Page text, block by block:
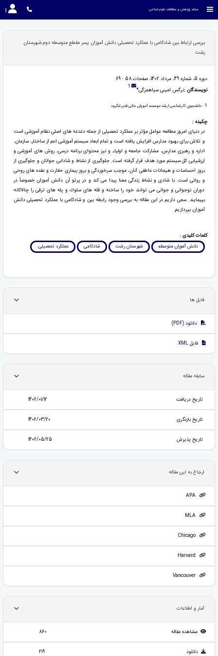
مجله پژوهش و مطالعات علوم اسلامی
بررسی ارتباط بین شادکامی با عملکرد تحصیلی دانش آموزان پسر مقطع متوسطه دوم شهرستان
رشت
دوره 5، شماره 49، مرداد 1402، صفحات 58 - 69
نویسندگان :نرگس امینی سیاهمزگی* 1
1 - دانشجوی کارشناسی ارشد موسسه آموزش عالی قدیر لنگرود
چکیده :
در دنیای امروز مطالعه عوامل مؤثر بر عملکرد تحصیلی از جمله دغدغه های اصلی نظام آموزشی است
و تلاش برای بهبود مدارس افزایش یافته است و تمام ابعاد سیستم آموزشی اعم از ساختار، سازمان،
اداره و رهبری مدارس، مشارکت جامعه و اولیاء و نیز محتوای برنامه درسی، روش های آموزشی و
ارزشیابی کل سیستم مورد هدف قرار گرفته است. جلوگیری از نشاط و شادابی جوانان و جلوگیری از
بروز احساسات و هیجانات عاطفی آنان، موجب سرخوردگی و بروز بیماری حقارت و عقده های روحی
و روانی است. با شادی و نشاط زندگی معنا پیدا می کند و در پرتو آن دانش آموزان خصوصاً در
دوران نوجوانی و جوانی می توانند خود را ساخته و قله های سلوك و پله های ترقی را چالاکانه
بپیمایند. سعی داریم در این مقاله به بررسی وجود رابطه بین و شادکامی با عملکرد تحصیلی دانش
آموزان بپردازیم.
کلمات کلیدی :
دانش آموزان متوسطه
شهرستان رشت شادکامی عملکرد تحصیلی.
فایل ها
دانلود (PDF)
فایل XML
سابقه مقاله
تاریخ دریافت 1402/01/12
تاریخ بازنگری 1402/03/20
تاریخ پذیرش 1402/05/25
ارجاع به این مقاله
APA
MLA
Chicago
Vancouver
آمار و اطلاعات
مشاهده مقاله 860
دانلود 219